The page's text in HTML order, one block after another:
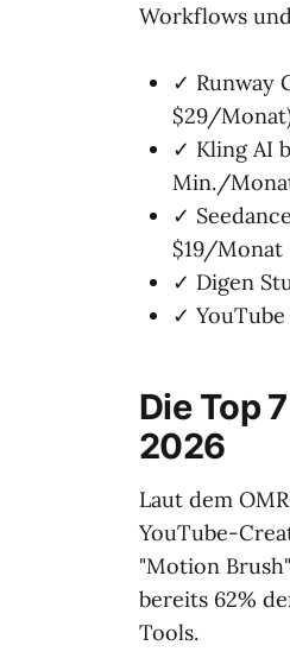
Workflows
✓ Runway
$29/
✓ Kling AI
Min./
✓
$19/Monat
✓ Digen
✓
Die Top
2026
Laut dem
YouTube-
"Motion
bereits 62%
Tools.